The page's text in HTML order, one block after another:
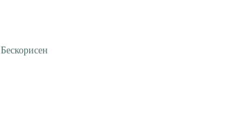
Бескорисен